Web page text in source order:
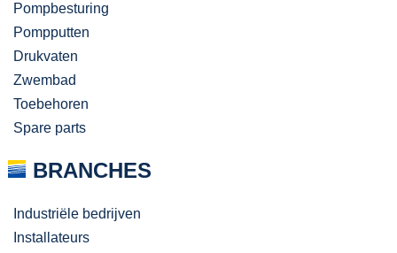
Pompbesturing
Pompputten
Drukvaten
Zwembad
Toebehoren
Spare parts
BRANCHES
Industriële bedrijven
Installateurs